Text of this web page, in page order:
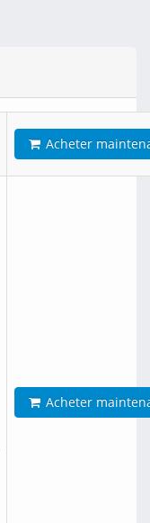
Acheter
Acheter